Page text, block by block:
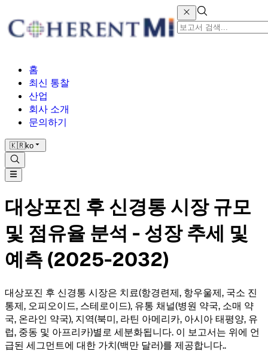
홈
최신 통찰
산업
회사 소개
문의하기
🇰🇷ko
대상포진 후 신경통 시장 규모
및 점유율 분석 - 성장 추세 및
예측 (2025-2032)
대상포진 후 신경통 시장은 치료(항경련제, 항우울제, 국소 진
통제, 오피오이드, 스테로이드), 유통 채널(병원 약국, 소매 약
국, 온라인 약국), 지역(북미, 라틴 아메리카, 아시아 태평양, 유
럽, 중동 및 아프리카)별로 세분화됩니다. 이 보고서는 위에 언
급된 세그먼트에 대한 가치(백만 달러)를 제공합니다..